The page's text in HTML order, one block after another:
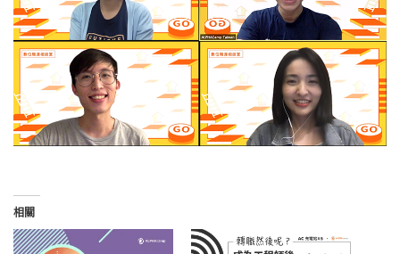
相關